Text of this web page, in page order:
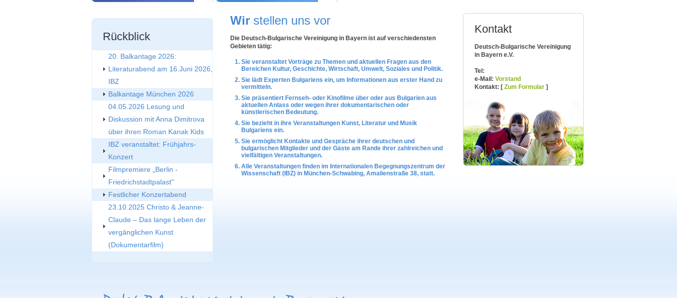
Rückblick
20. Balkantage 2026:
Literaturabend am 16.Juni 2026,
IBZ
Balkantage München 2026
04.05.2026 Lesung und
Diskussion mit Anna Dimitrova
über ihren Roman Kanak Kids
IBZ veranstaltet: Frühjahrs-
Konzert
Filmpremiere „Berlin -
Friedrichstadtpalast"
Festlicher Konzertabend
23.10.2025 Christo & Jeanne-
Claude – Das lange Leben der
vergänglichen Kunst
(Dokumentarfilm)
Wir stellen uns vor
Die Deutsch-Bulgarische Vereinigung in Bayern ist auf verschiedensten
Gebieten tätig:
Sie veranstaltet Vorträge zu Themen und aktuellen Fragen aus den
Bereichen Kultur, Geschichte, Wirtschaft, Umwelt, Soziales und Politik.
Sie lädt Experten Bulgariens ein, um Informationen aus erster Hand zu
vermitteln.
Sie präsentiert Fernseh- oder Kinofilme über oder aus Bulgarien aus
aktuellen Anlass oder wegen ihrer dokumentarischen oder
künstlerischen Bedeutung.
Sie bezieht in ihre Veranstaltungen Kunst, Literatur und Musik
Bulgariens ein.
Sie ermöglicht Kontakte und Gespräche ihrer deutschen und
bulgarischen Mitglieder und der Gäste am Rande ihrer zahlreichen und
vielfältigen Veranstaltungen.
Alle Veranstaltungen finden im Internationalen Begegnungszentrum der
Wissenschaft (IBZ) in München-Schwabing, Amalienstraße 38, statt.
Kontakt
Deutsch-Bulgarische Vereinigung
in Bayern e.V.
Tel:
e-Mail: Vorstand
Kontakt: [ Zum Formular ]